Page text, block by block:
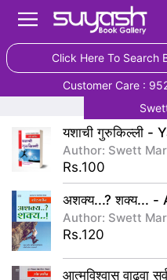
Click Here To Search
Customer Care :
यशाची गुरुकिल्ली -
Author: Swett
Rs.100
अशक्य...? शक्य... -
Author: Swett
Rs.120